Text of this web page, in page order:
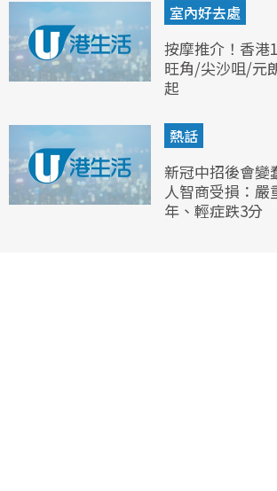
室內好去處
按摩推介！香港
旺角/尖沙咀/元
起
熱話
新冠中招後會變
人智商受損：嚴
年、輕症跌3分